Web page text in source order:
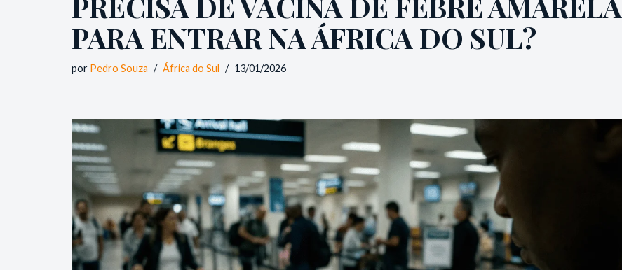
PARA ENTRAR NA ÁFRICA DO SUL?
por Pedro Souza África do Sul 13/01/2026